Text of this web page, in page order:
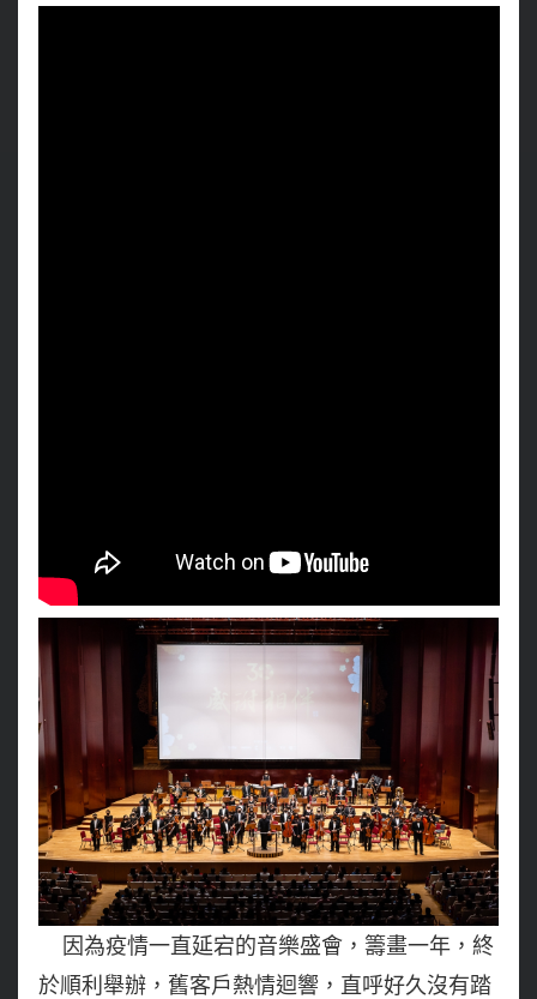
因為疫情一直延宕的音樂盛會，籌畫一年，終
於順利舉辦，舊客戶熱情迴響，直呼好久沒有踏